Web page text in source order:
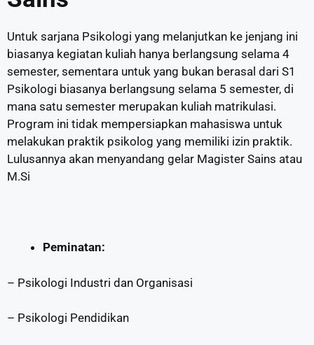
Untuk sarjana Psikologi yang melanjutkan ke jenjang ini
biasanya kegiatan kuliah hanya berlangsung selama 4
semester, sementara untuk yang bukan berasal dari S1
Psikologi biasanya berlangsung selama 5 semester, di
mana satu semester merupakan kuliah matrikulasi.
Program ini tidak mempersiapkan mahasiswa untuk
melakukan praktik psikolog yang memiliki izin praktik.
Lulusannya akan menyandang gelar Magister Sains atau
M.Si
Peminatan:
– Psikologi Industri dan Organisasi
– Psikologi Pendidikan